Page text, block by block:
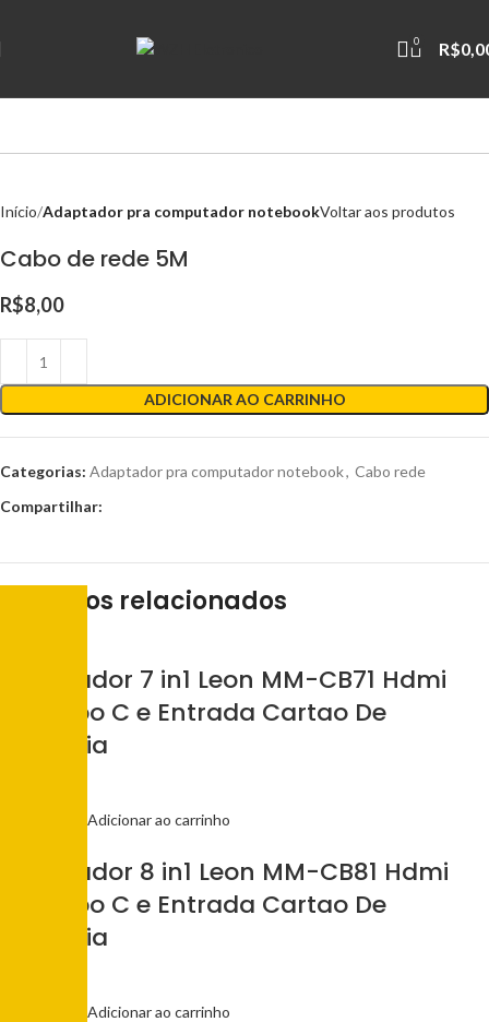
0 R$
Início Adaptador pra computador notebookVoltar aos produtos
Cabo de rede 5M
R$8,00
ADICIONAR AO CARRINHO
Categorias: Adaptador pra computador notebook, Cabo rede
Compartilhar:
Produtos relacionados
Adaptador 7 in1 Leon MM-CB71 Hdmi
Usb Tipo C e Entrada Cartao De
Memoria
Adicionar ao carrinho
Adaptador 8 in1 Leon MM-CB81 Hdmi
Usb Tipo C e Entrada Cartao De
Memoria
Adicionar ao carrinho